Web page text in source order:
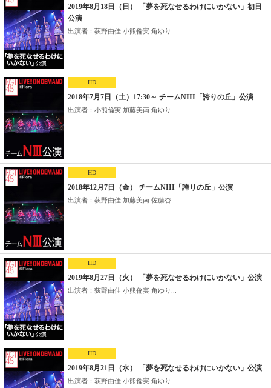
2019年8月18日（日） 「夢を死なせるわけにいかない」初日
公演
出演者：荻野由佳 小熊倫実 角ゆり...
HD
2018年7月7日（土）17:30～ チームNIII「誇りの丘」公演
出演者：小熊倫実 加藤美南 角ゆり...
HD
2018年12月7日（金） チームNIII「誇りの丘」公演
出演者：荻野由佳 加藤美南 佐藤杏...
HD
2019年8月27日（火） 「夢を死なせるわけにいかない」公演
出演者：荻野由佳 小熊倫実 角ゆり...
HD
2019年8月21日（水） 「夢を死なせるわけにいかない」公演
出演者：荻野由佳 小熊倫実 角ゆり...